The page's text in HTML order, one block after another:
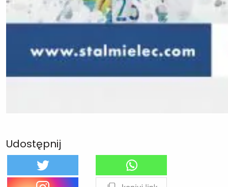
Udostępnij